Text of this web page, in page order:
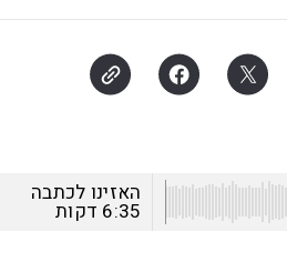
האזינו לכתבה
6:35 דקות